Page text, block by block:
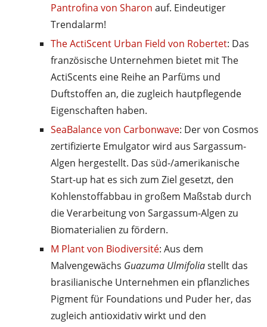
Pantrofina von Sharon auf. Eindeutiger
Trendalarm!
The ActiScent Urban Field von Robertet: Das
französische Unternehmen bietet mit The
ActiScents eine Reihe an Parfüms und
Duftstoffen an, die zugleich hautpflegende
Eigenschaften haben.
SeaBalance von Carbonwave: Der von Cosmos
zertifizierte Emulgator wird aus Sargassum-
Algen hergestellt. Das süd-/amerikanische
Start-up hat es sich zum Ziel gesetzt, den
Kohlenstoffabbau in großem Maßstab durch
die Verarbeitung von Sargassum-Algen zu
Biomaterialien zu fördern.
M Plant von Biodiversité: Aus dem
Malvengewächs Guazuma Ulmifoliastellt das
brasilianische Unternehmen ein pflanzliches
Pigment für Foundations und Puder her, das
zugleich antioxidativ wirkt und den